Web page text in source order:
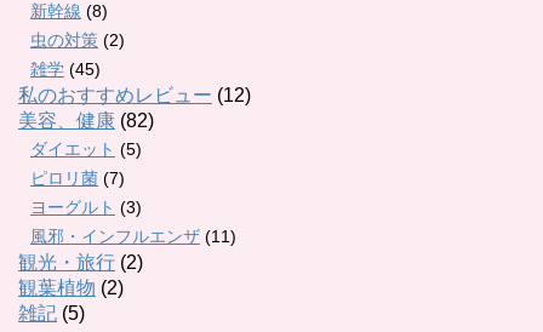
新幹線 (8)
虫の対策 (2)
雑学 (45)
私のおすすめレビュー (12)
美容、健康 (82)
ダイエット (5)
ピロリ菌 (7)
ヨーグルト (3)
風邪・インフルエンザ (11)
観光・旅行 (2)
観葉植物 (2)
雑記 (5)